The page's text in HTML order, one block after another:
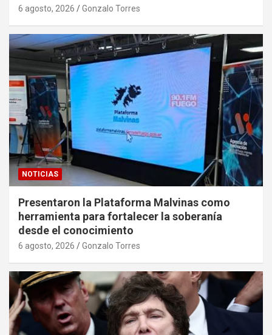
6 agosto, 2026 Gonzalo Torres
NOTICIAS
Presentaron la Plataforma Malvinas como
herramienta para fortalecer la soberanía
desde el conocimiento
6 agosto, 2026 Gonzalo Torres